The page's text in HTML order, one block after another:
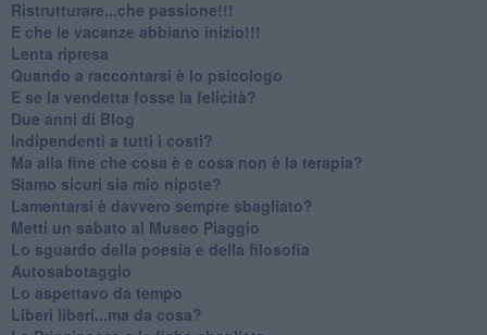
​Ristrutturare...che passione!!!
​E che le vacanze abbiano inizio!!!
​Lenta ripresa
​Quando a raccontarsi è lo psicologo
​E se la vendetta fosse la felicità?
​Due anni di Blog
​Indipendenti a tutti i costi?
​Ma alla fine che cosa è e cosa non è la terapia?
​Siamo sicuri sia mio nipote?
​Lamentarsi è davvero sempre sbagliato?
​Metti un sabato al Museo Piaggio
​Lo sguardo della poesia e della filosofia
Autosabotaggio
​Lo aspettavo da tempo
​Liberi liberi...ma da cosa?